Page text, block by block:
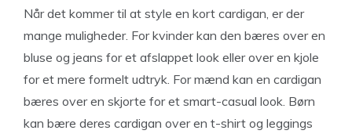
Når det kommer til at style en kort cardigan, er der
mange muligheder. For kvinder kan den bæres over en
bluse og jeans for et afslappet look eller over en kjole
for et mere formelt udtryk. For mænd kan en cardigan
bæres over en skjorte for et smart-casual look. Børn
kan bære deres cardigan over en t-shirt og leggings